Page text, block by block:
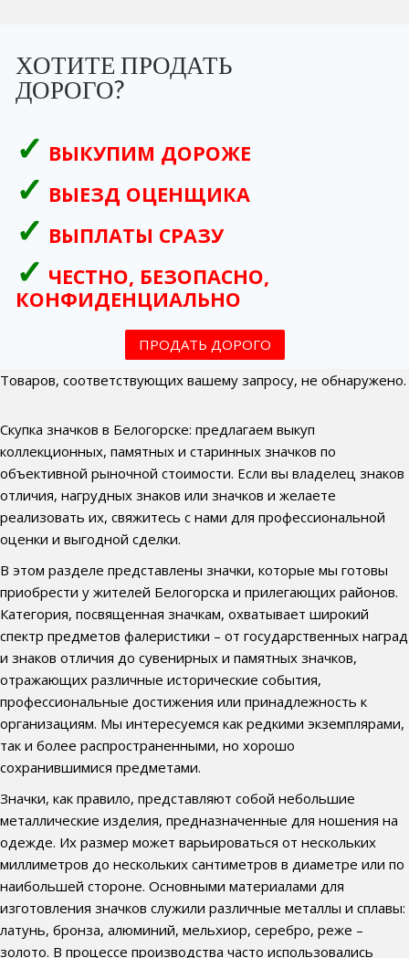
ХОТИТЕ ПРОДАТЬ
ДОРОГО?
ВЫКУПИМ ДОРОЖЕ
ВЫЕЗД ОЦЕНЩИКА
ВЫПЛАТЫ СРАЗУ
ЧЕСТНО, БЕЗОПАСНО,
КОНФИДЕНЦИАЛЬНО
ПРОДАТЬ ДОРОГО
Товаров, соответствующих вашему запросу, не обнаружено.
Скупка значков в Белогорске: предлагаем выкуп
коллекционных, памятных и старинных значков по
объективной рыночной стоимости. Если вы владелец знаков
отличия, нагрудных знаков или значков и желаете
реализовать их, свяжитесь с нами для профессиональной
оценки и выгодной сделки.
В этом разделе представлены значки, которые мы готовы
приобрести у жителей Белогорска и прилегающих районов.
Категория, посвященная значкам, охватывает широкий
спектр предметов фалеристики – от государственных наград
и знаков отличия до сувенирных и памятных значков,
отражающих различные исторические события,
профессиональные достижения или принадлежность к
организациям. Мы интересуемся как редкими экземплярами,
так и более распространенными, но хорошо
сохранившимися предметами.
Значки, как правило, представляют собой небольшие
металлические изделия, предназначенные для ношения на
одежде. Их размер может варьироваться от нескольких
миллиметров до нескольких сантиметров в диаметре или по
наибольшей стороне. Основными материалами для
изготовления значков служили различные металлы и сплавы:
латунь, бронза, алюминий, мельхиор, серебро, реже –
золото. В процессе производства часто использовались